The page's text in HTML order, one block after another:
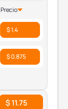
Precio
$ 1.4
$ 0.875
$ 11.75